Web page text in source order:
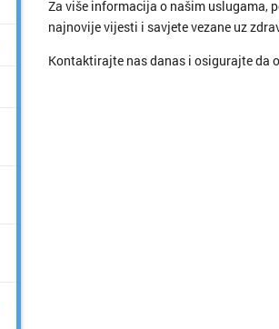
Za više informacija o našim uslugama,
najnovije vijesti i savjete vezane uz
Kontaktirajte nas danas i osigurajte da